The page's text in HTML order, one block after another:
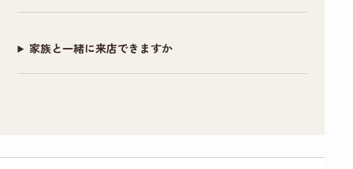
真が欲しい！という
てがっつりやってく
ださるので撮影後に
す。ありがとうございました。
家族と一緒に来店できますか